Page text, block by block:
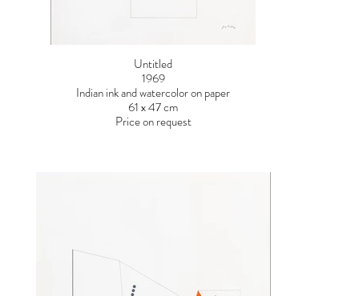
Untitled
1969
Indian ink and watercolor on paper
61 x 47 cm
Price on request